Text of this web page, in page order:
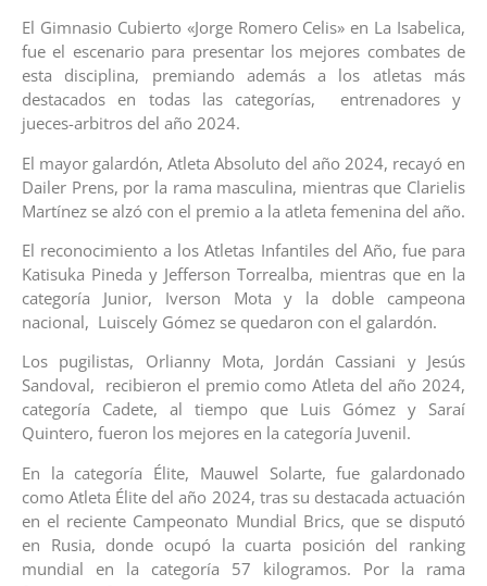
El Gimnasio Cubierto «Jorge Romero Celis» en La Isabelica,
fue el escenario para presentar los mejores combates de
esta disciplina, premiando además a los atletas más
destacados en todas las categorías, entrenadores y
jueces-arbitros del año 2024.
El mayor galardón, Atleta Absoluto del año 2024, recayó en
Dailer Prens, por la rama masculina, mientras que Clarielis
Martínez se alzó con el premio a la atleta femenina del año.
El reconocimiento a los Atletas Infantiles del Año, fue para
Katisuka Pineda y Jefferson Torrealba, mientras que en la
categoría Junior, Iverson Mota y la doble campeona
nacional, Luiscely Gómez se quedaron con el galardón.
Los pugilistas, Orlianny Mota, Jordán Cassiani y Jesús
Sandoval, recibieron el premio como Atleta del año 2024,
categoría Cadete, al tiempo que Luis Gómez y Saraí
Quintero, fueron los mejores en la categoría Juvenil.
En la categoría Élite, Mauwel Solarte, fue galardonado
como Atleta Élite del año 2024, tras su destacada actuación
en el reciente Campeonato Mundial Brics, que se disputó
en Rusia, donde ocupó la cuarta posición del ranking
mundial en la categoría 57 kilogramos. Por la rama